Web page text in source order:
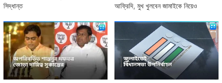
সিদ্ধান্ত
আফ্রিদি, মুখ খুলবেন জামাইকে নিয়েও